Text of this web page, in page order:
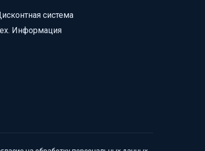
система
Информация